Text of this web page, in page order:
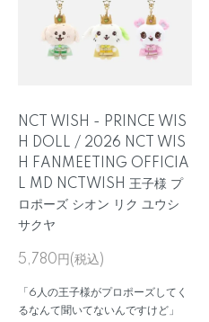
NCT WISH - PRINCE WIS
H DOLL / 2026 NCT WIS
H FANMEETING OFFICIA
L MD NCTWISH 王子様 プ
ロポーズ シオン リク ユウシ
サクヤ
5,780円(税込)
「6人の王子様がプロポーズしてく
るなんて聞いてないんですけど」